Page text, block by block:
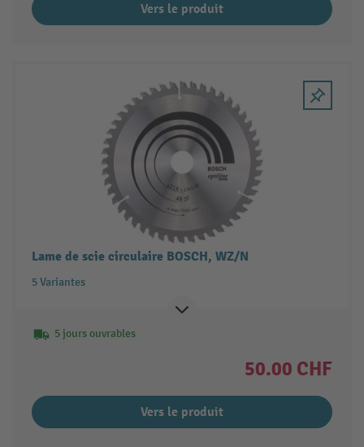
Vers le produit
Lame de scie circulaire BOSCH, WZ/N
5 Variantes
5 jours ouvrables
50.00 CHF
Vers le produit